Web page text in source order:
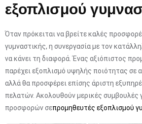
εξοπλισμού
Όταν πρόκειται να βρείτε καλές
γυμναστικής, η συνεργασία με τον
να κάνει τη διαφορά. Ένας αξιόπιστος
παρέχει εξοπλισμό υψηλής ποιότητας σε
αλλά θα προσφέρει επίσης άριστη
πελατών. Ακολουθούν μερικές συμβουλές
προσφορών σεπρομηθευτές εξοπλισμού